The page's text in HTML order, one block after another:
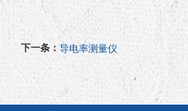
下一条： 导电率测量仪